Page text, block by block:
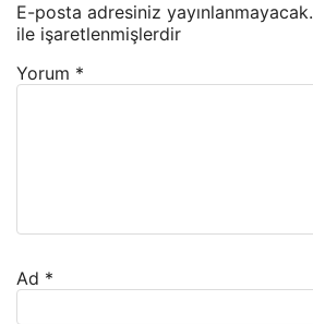
E-posta adresiniz yayınlanmayacak.
ile işaretlenmişlerdir
Yorum *
Ad *